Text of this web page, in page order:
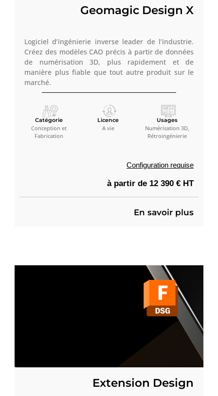
Geomagic Design X
Logiciel d’ingénierie inverse leader de l’industrie.
Créez des modèles CAO précis à partir de données
de numérisation 3D, plus rapidement et de
manière plus fiable que tout autre produit sur le
marché.
Catégorie
Conception et
Fabrication
Licence
A vie
Usages
Numérisation 3D,
Rétroingénierie
Configuration requise
à partir de 12 390 € HT
En savoir plus
Extension Design